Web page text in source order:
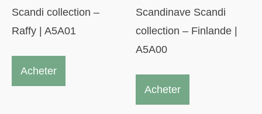
sur
la
Scandi collection –
Raffy | A5A01
Acheter
Scandinave Scandi
collection – Finlande |
A5A00
Acheter